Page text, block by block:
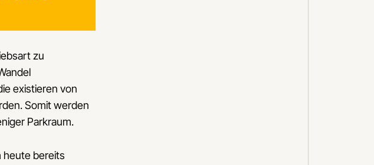
zu
existieren von
Somit werden
Parkraum.
heute bereits